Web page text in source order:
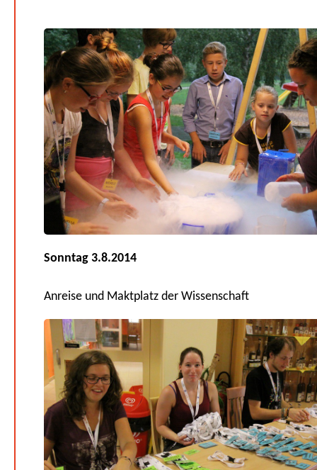
Sonntag 3.8.2014
Anreise und Maktplatz der Wissenschaft